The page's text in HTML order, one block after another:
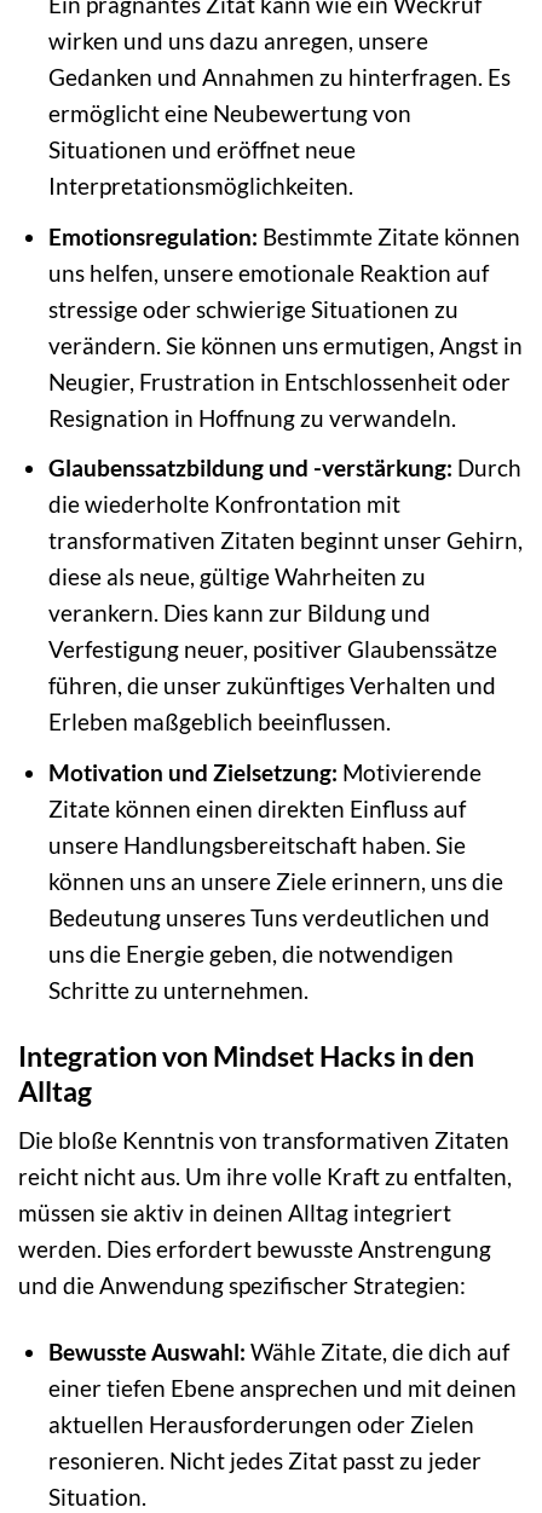
wirken und uns dazu anregen, unsere
Gedanken und Annahmen zu hinterfragen. Es
ermöglicht eine Neubewertung von
Situationen und eröffnet neue
Interpretationsmöglichkeiten.
Emotionsregulation: Bestimmte Zitate können
uns helfen, unsere emotionale Reaktion auf
stressige oder schwierige Situationen zu
verändern. Sie können uns ermutigen, Angst in
Neugier, Frustration in Entschlossenheit oder
Resignation in Hoffnung zu verwandeln.
Glaubenssatzbildung und -verstärkung: Durch
die wiederholte Konfrontation mit
transformativen Zitaten beginnt unser Gehirn,
diese als neue, gültige Wahrheiten zu
verankern. Dies kann zur Bildung und
Verfestigung neuer, positiver Glaubenssätze
führen, die unser zukünftiges Verhalten und
Erleben maßgeblich beeinflussen.
Motivation und Zielsetzung: Motivierende
Zitate können einen direkten Einfluss auf
unsere Handlungsbereitschaft haben. Sie
können uns an unsere Ziele erinnern, uns die
Bedeutung unseres Tuns verdeutlichen und
uns die Energie geben, die notwendigen
Schritte zu unternehmen.
Integration von Mindset Hacks in den
Alltag
Die bloße Kenntnis von transformativen Zitaten
reicht nicht aus. Um ihre volle Kraft zu entfalten,
müssen sie aktiv in deinen Alltag integriert
werden. Dies erfordert bewusste Anstrengung
und die Anwendung spezifischer Strategien:
Bewusste Auswahl: Wähle Zitate, die dich auf
einer tiefen Ebene ansprechen und mit deinen
aktuellen Herausforderungen oder Zielen
resonieren. Nicht jedes Zitat passt zu jeder
Situation.